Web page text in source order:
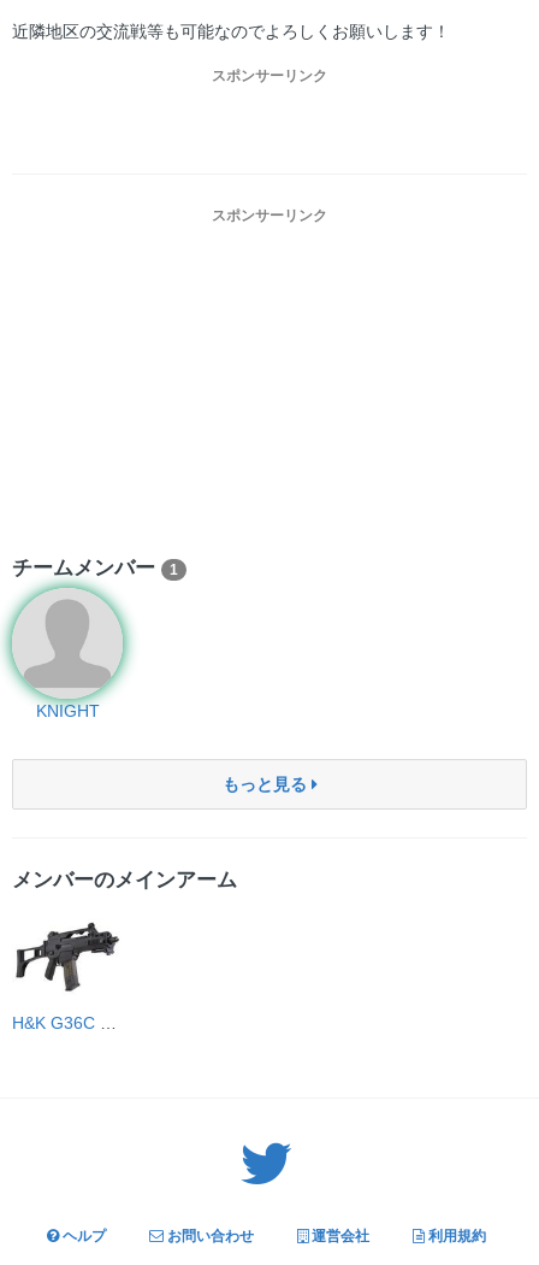
近隣地区の交流戦等も可能なのでよろしくお願いします！
スポンサーリンク
スポンサーリンク
チームメンバー 1
KNIGHT
もっと見る
メンバーのメインアーム
ヘルプ お問い合わせ 運営会社 利用規約